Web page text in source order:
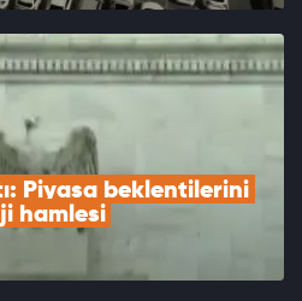
Piyasa beklentilerini
hamlesi